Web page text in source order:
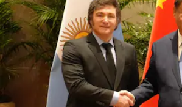
Infotechnology
Clase
Clima
Mundial 2026
Eventos Corporativos